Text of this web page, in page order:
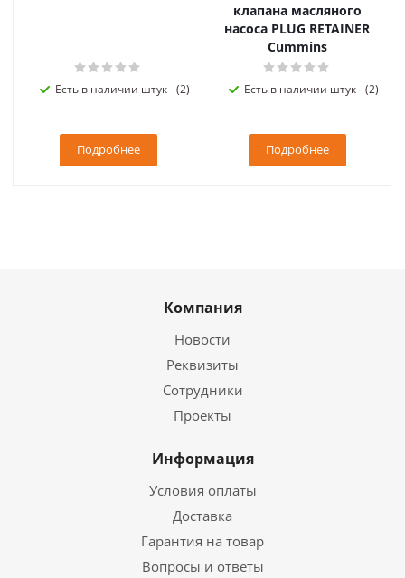
Есть в наличии штук - (2)
Подробнее
клапана масляного
насоса PLUG RETAINER
Cummins
Есть в наличии штук - (2)
Подробнее
Компания
Новости
Реквизиты
Сотрудники
Проекты
Информация
Условия оплаты
Доставка
Гарантия на товар
Вопросы и ответы